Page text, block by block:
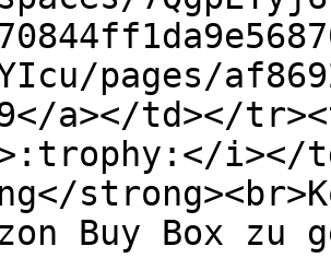
pages/
a></td></
i></
Buy Box zu